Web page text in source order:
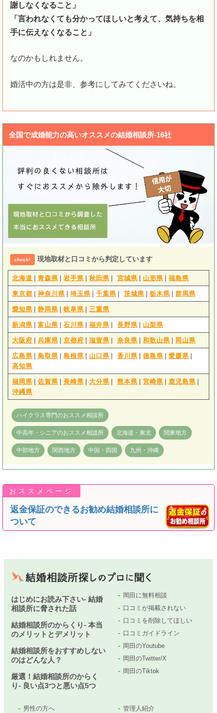
謝しなくなること」
「言われなくても分かってほしいと考えて、気持ちを相
手に伝えなくなること」
なのかもしれません。
婚活中の方は是非、参考にしてみてくださいね。
全国で成婚能力の高いオススメの結婚相談所-16社
check! 現地取材と口コミから判定しています
北海道 | 青森県 | 岩手県 | 秋田県 | 宮城県 | 山形県 | 福島県
東京都 | 神奈川県 | 埼玉県 | 千葉県 | 茨城県 | 栃木県 | 群馬県
愛知県 | 静岡県 | 岐阜県 | 三重県
新潟県 | 富山県 | 石川県 | 福井県 | 長野県 | 山梨県
大阪府 | 兵庫県 | 京都府 | 滋賀県 | 奈良県 | 和歌山県 | 岡山県
広島県 | 鳥取県 | 島根県 | 山口県 | 香川県 | 徳島県 | 愛媛県 |
高知県
福岡県 | 佐賀県 | 長崎県 | 大分県 | 熊本県 | 宮崎県 | 鹿児島県 |
沖縄県
ハイクラス専門のおススメ相談所
中高年・シニアのおススメ相談所 北海道・東北 関東地方
中部地方 関西地方 中国・四国 九州・沖縄
返金保証のできるお勧め結婚相談所に
ついて
はじめにお読み下さい- 結婚
相談所に脅された話
結婚相談所のからくり- 本当
のメリットとデメリット
結婚相談所をおすすめしない
のはどんな人？
厳選！結婚相談所のからく
り- 良い点3つと悪い点5つ
岡田に無料相談
口コミが掲載されない
口コミを削除してほしい
口コミガイドライン
岡田のYoutube
岡田のTwitter/X
岡田のTiktok
男性の方へ 管理人紹介